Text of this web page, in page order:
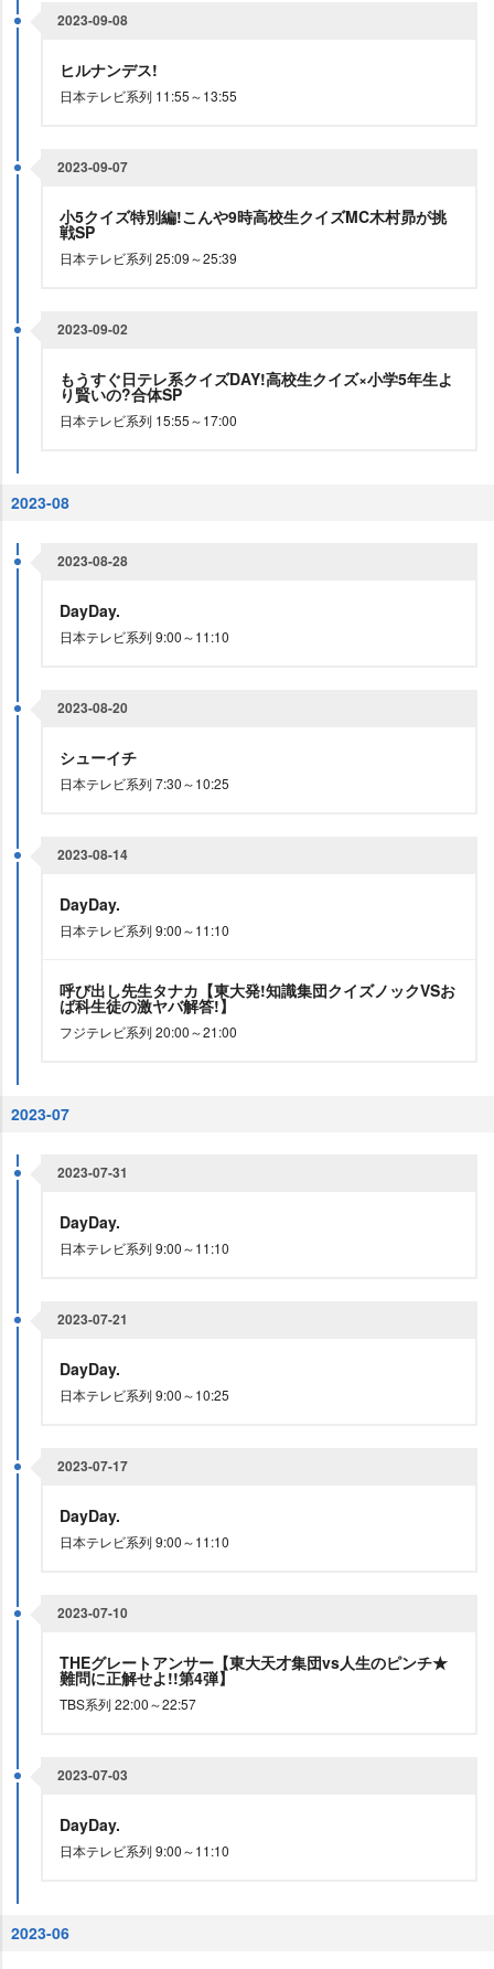
2023-09-08
ヒルナンデス!
日本テレビ系列 11:55～13:55
2023-09-07
小5クイズ特別編!こんや9時高校生クイズMC木村昴が挑
戦SP
日本テレビ系列 25:09～25:39
2023-09-02
もうすぐ日テレ系クイズDAY!高校生クイズ×小学5年生よ
り賢いの?合体SP
日本テレビ系列 15:55～17:00
2023-08
2023-08-28
DayDay.
日本テレビ系列 9:00～11:10
2023-08-20
シューイチ
日本テレビ系列 7:30～10:25
2023-08-14
DayDay.
日本テレビ系列 9:00～11:10
呼び出し先生タナカ【東大発!知識集団クイズノックVSお
ば科生徒の激ヤバ解答!】
フジテレビ系列 20:00～21:00
2023-07
2023-07-31
DayDay.
日本テレビ系列 9:00～11:10
2023-07-21
DayDay.
日本テレビ系列 9:00～10:25
2023-07-17
DayDay.
日本テレビ系列 9:00～11:10
2023-07-10
THEグレートアンサー【東大天才集団vs人生のピンチ★
難問に正解せよ!!第4弾】
TBS系列 22:00～22:57
2023-07-03
DayDay.
日本テレビ系列 9:00～11:10
2023-06